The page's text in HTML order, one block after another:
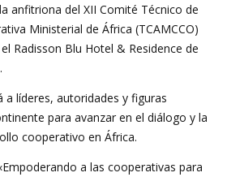
anfitriona del XII Comité Técnico de
Ministerial de África (TCAMCCO)
Radisson Blu Hotel & Residence de
a líderes, autoridades y figuras
para avanzar en el diálogo y la
cooperativo en África.
a las cooperativas para